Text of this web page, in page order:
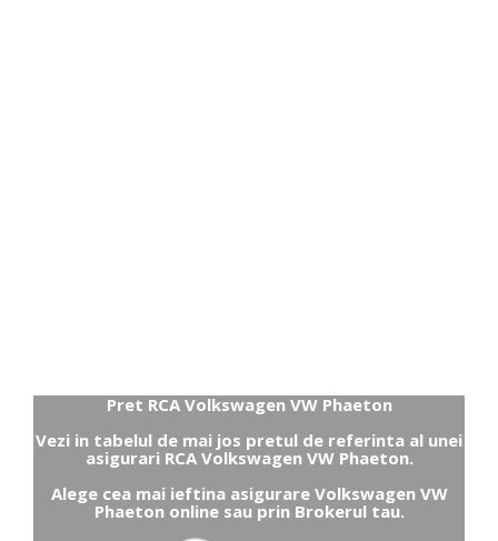
Pret RCA Volkswagen VW Phaeton
Vezi in tabelul de mai jos pretul de referinta al unei
asigurari RCA Volkswagen VW Phaeton.
Alege cea mai ieftina asigurare Volkswagen VW
Phaeton online sau prin Brokerul tau.